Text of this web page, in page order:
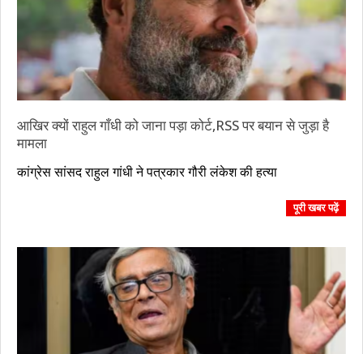
आखिर क्यों राहुल गाँधी को जाना पड़ा कोर्ट,RSS पर बयान से जुड़ा है
मामला
10-
कांग्रेस सांसद राहुल गांधी ने पत्रकार गौरी लंकेश की हत्या
पूरी खबर पढ़ें